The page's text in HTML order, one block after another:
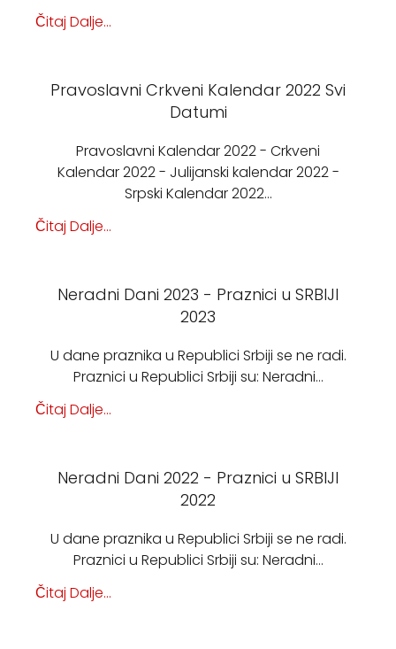
Čitaj Dalje...
Pravoslavni Crkveni Kalendar 2022 Svi
Datumi
Pravoslavni Kalendar 2022 - Crkveni
Kalendar 2022 - Julijanski kalendar 2022 -
Srpski Kalendar 2022…
Čitaj Dalje...
Neradni Dani 2023 - Praznici u SRBIJI
2023
U dane praznika u Republici Srbiji se ne radi.
Praznici u Republici Srbiji su: Neradni…
Čitaj Dalje...
Neradni Dani 2022 - Praznici u SRBIJI
2022
U dane praznika u Republici Srbiji se ne radi.
Praznici u Republici Srbiji su: Neradni…
Čitaj Dalje...